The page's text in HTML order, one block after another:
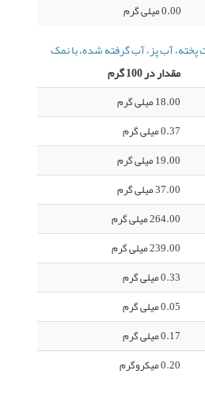
0.00 میلی گرم
آب پز، آب گرفته شده، با نمک
مقدار در 100 گرم
18.00 میلی گرم
0.37 میلی گرم
19.00 میلی گرم
37.00 میلی گرم
264.00 میلی گرم
239.00 میلی گرم
0.33 میلی گرم
0.05 میلی گرم
0.17 میلی گرم
0.20 میکروگرم